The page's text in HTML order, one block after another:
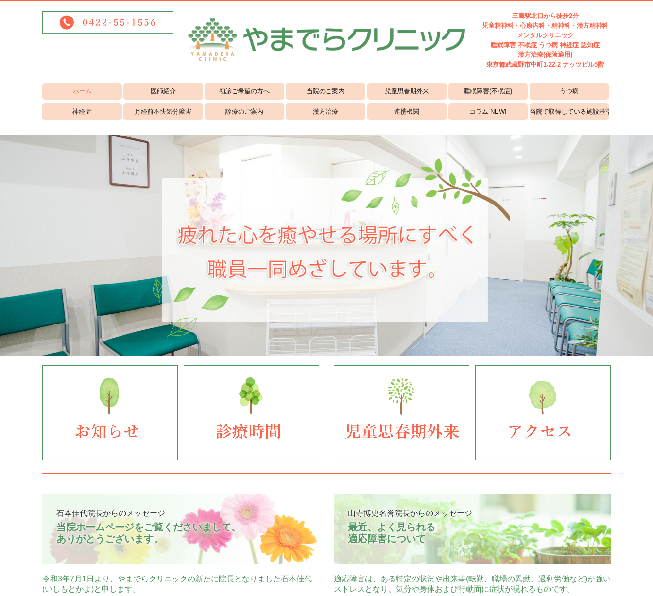
三鷹駅北口から徒歩2分
児童精神科・心療内科・精神科・漢方精神科
メンタルクリニック
睡眠障害 不眠症 うつ病 神経症 認知症
漢方治療(保険適用)
東京都武蔵野市中町1-22-2 ナッツビル5階
ホーム 医師紹介
業績集ぺージ
初診ご希望の方へ 当院のご案内 児童思春期外来 睡眠障害(不眠症) うつ病
神経症 月経前不快気分障害 診療のご案内 漢方治療 連携機関 コラム NEW! 当院で取得している施設基準と加算にかか
石本佳代院長からのメッセージ
当院ホームページをご覧くださいまして、
ありがとうございます。
令和3年7月1日より、やまでらクリニックの新たに院長となりました石本佳代
(いしもとかよ)と申します。
山寺博史名誉院長からのメッセージ
最近、よく見られる
適応障害について
適応障害は、ある特定の状況や出来事(転勤、職場の異動、過剰労働など)が強い
ストレスとなり、気分や身体および行動面に症状が現れるものです。